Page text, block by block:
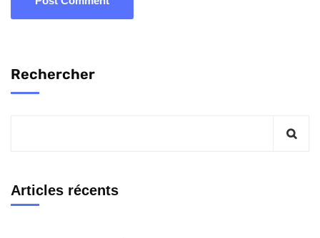
Rechercher
Articles récents